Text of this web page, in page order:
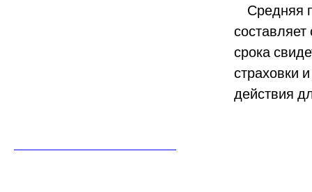
Средняя
срока
страховки
действия